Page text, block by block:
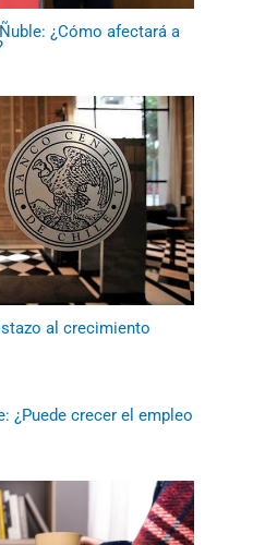
¿Cómo afectará a
al crecimiento
¿Puede crecer el empleo